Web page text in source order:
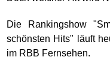
Die Rankingshow
schönsten Hits" läuft
im RBB Fernsehen.